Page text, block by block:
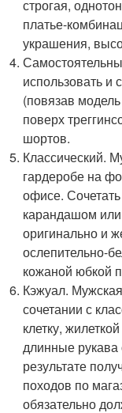
строгая,
платье-
украшения,
использовать и
(повязав
поверх
шортов.
Классический.
гардеробе на
офисе.
карандашом
оригинально и
ослепительно-
кожаной юбкой
Кэжуал.
сочетании с
клетку,
длинные
результате
походов по
обязательно